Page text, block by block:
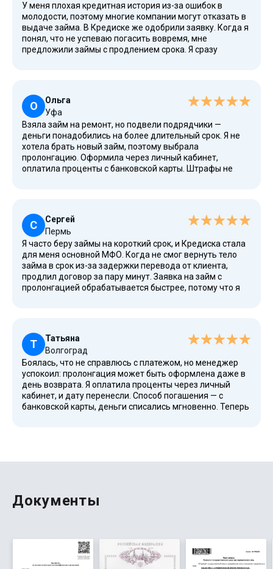
У меня плохая кредитная история из-за ошибок в
молодости, поэтому многие компании могут отказать в
выдаче займа. В Кредиске же одобрили заявку. Когда я
понял, что не успеваю погасить вовремя, мне
предложили займы с продлением срока. Я сразу
деньгами.
О
Ольга
Уфа
Взяла займ на ремонт, но подвели подрядчики —
деньги понадобились на более длительный срок. Я не
хотела брать новый займ, поэтому выбрала
пролонгацию. Оформила через личный кабинет,
оплатила проценты с банковской карты. Штрафы не
С
Сергей
Пермь
Я часто беру займы на короткий срок, и Кредиска стала
для меня основной МФО. Когда не смог вернуть тело
займа в срок из-за задержки перевода от клиента,
продлил договор за пару минут. Заявка на займ с
пролонгацией обрабатывается быстрее, потому что я
Т
Татьяна
Волгоград
Боялась, что не справлюсь с платежом, но менеджер
успокоил: пролонгация может быть оформлена даже в
день возврата. Я оплатила проценты через личный
кабинет, и дату перенесли. Способ погашения — с
банковской карты, деньги списались мгновенно. Теперь
Документы